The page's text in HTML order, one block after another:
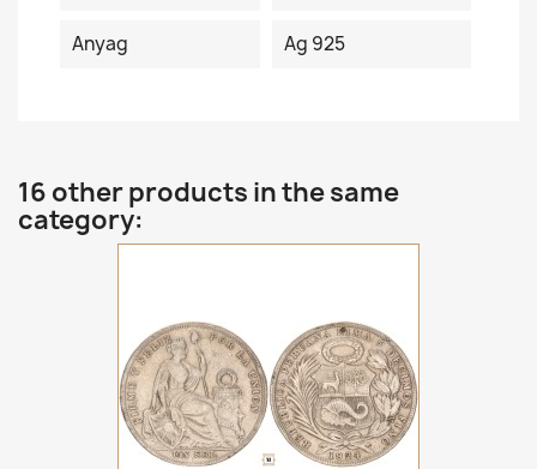
Anyag Ag 925
16 other products in the same
category: